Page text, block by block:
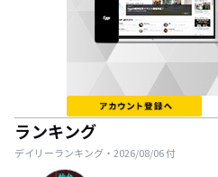
ランキング
デイリーランキング・ 2026/08/06付